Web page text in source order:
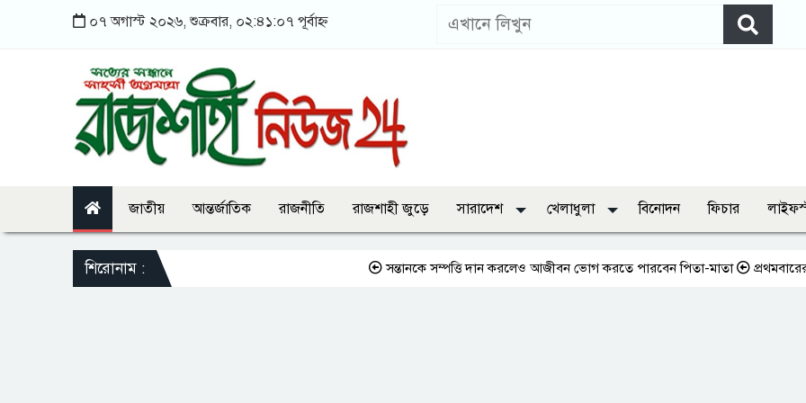
০৭ অগাস্ট ২০২৬, শুক্রবার, ০২:৪১:০৭ পূর্বাহ্ন
জাতীয় আন্তর্জাতিক রাজনীতি রাজশাহী জুড়ে সারাদেশ খেলাধুলা বিনোদন ফিচার
শিরোনাম : সন্তানকে সম্পত্তি দান করলেও আজীবন ভোগ করতে পারবেন পিতা-মাতা প্রথমবারের মতো